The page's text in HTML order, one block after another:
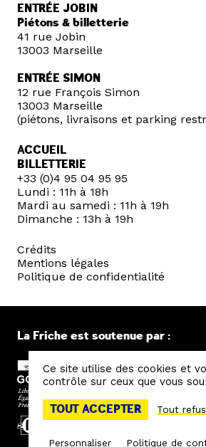
ENTRÉE JOBIN
Piétons & billetterie
41 rue Jobin
13003 Marseille
ENTRÉE SIMON
12 rue François Simon
13003 Marseille
(piétons, livraisons et parking
ACCUEIL
BILLETTERIE
+33 (0)4 95 04 95 95
Lundi : 11h à 18h
Mardi au samedi : 11h à 19h
Dimanche : 13h à 19h
Crédits
Mentions légales
Politique de confidentialité
La Friche est soutenue par :
Ce site utilise des cookies et
contrôle sur ceux que vous
TOUT ACCEPTER Tout
Personnaliser Politique de